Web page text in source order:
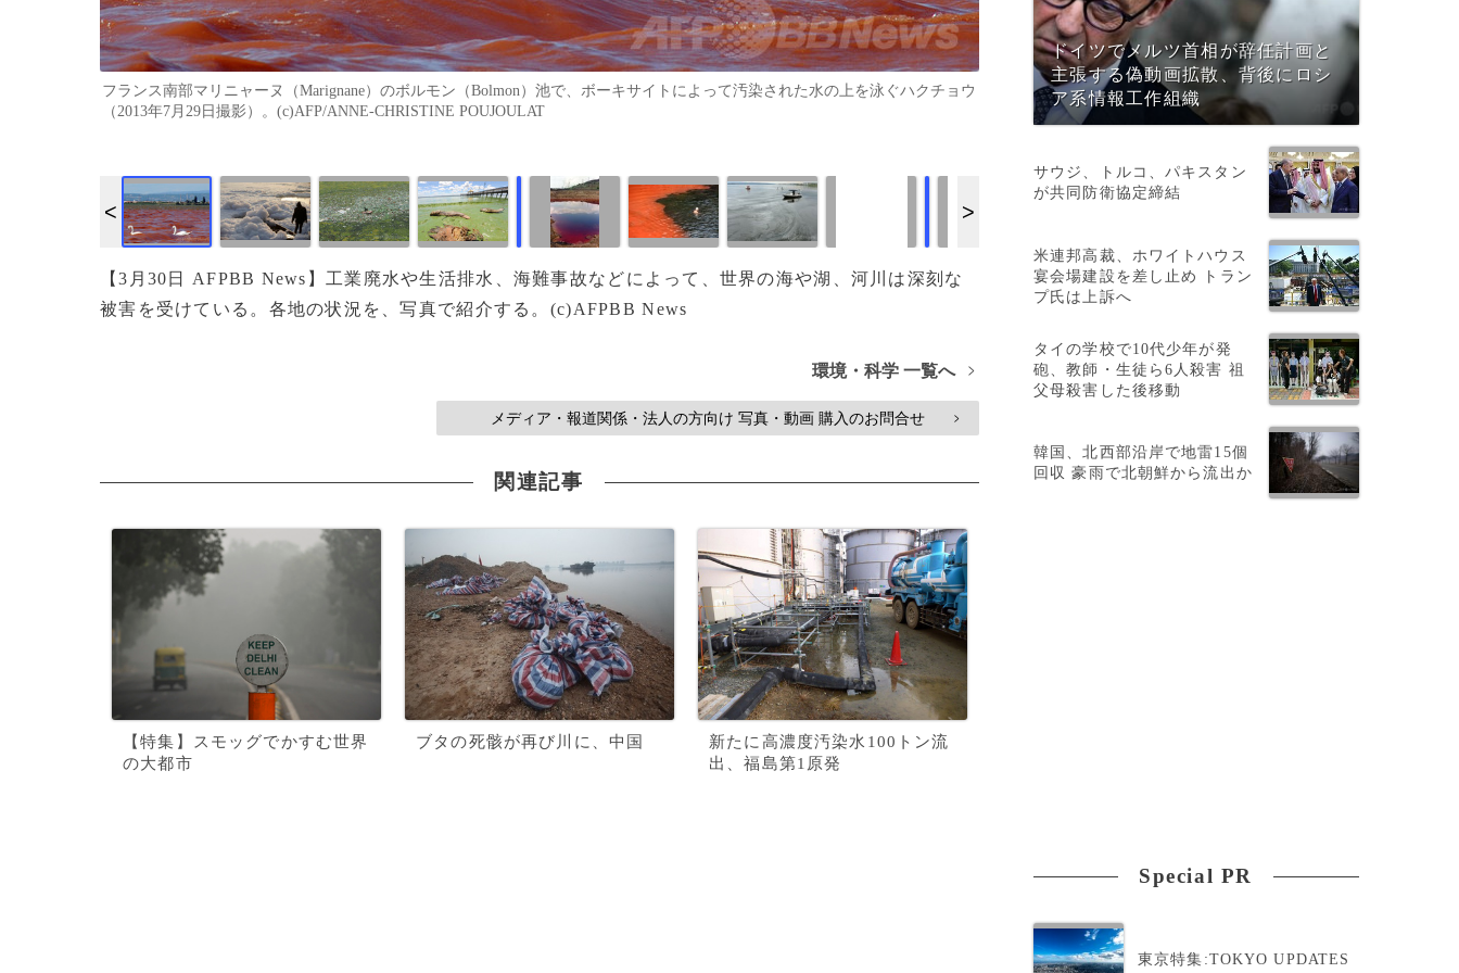
フランス南部マリニャーヌ（Marignane）のボルモン（Bolmon）池で、ボーキサイトによって汚染された水の上を泳ぐハクチョウ
（2013年7月29日撮影）。(c)AFP/ANNE-CHRISTINE POUJOULAT
画像作成中 画像作成中 画像作成中 画像作成中
【3月30日 AFPBB News】工業廃水や生活排水、海難事故などによって、世界の海や湖、河川は深刻な
被害を受けている。各地の状況を、写真で紹介する。(c)AFPBB News
環境・科学 一覧へ >
メディア・報道関係・法人の方向け 写真・動画 購入のお問合せ >
関連記事
【特集】スモッグでかすむ世界
の大都市
ブタの死骸が再び川に、中国
新たに高濃度汚染水100トン流
出、福島第1原発
ドイツでメルツ首相が辞任計画と
主張する偽動画拡散、背後にロシ
ア系情報工作組織
サウジ、トルコ、パキスタン
が共同防衛協定締結
米連邦高裁、ホワイトハウス
宴会場建設を差し止め トラン
プ氏は上訴へ
タイの学校で10代少年が発
砲、教師・生徒ら6人殺害 祖
父母殺害した後移動
韓国、北西部沿岸で地雷15個
回収 豪雨で北朝鮮から流出か
Special PR
東京特集:TOKYO UPDATES